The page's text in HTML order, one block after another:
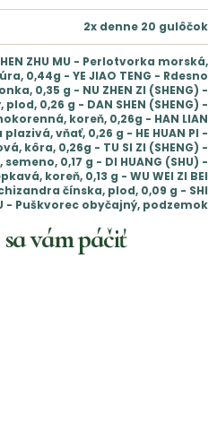
2x denne 20 gulôčok
ZHU MU - Perlotvorka morská,
0,44g - YE JIAO TENG - Rdesno
0,35 g - NU ZHEN ZI (SHENG) -
0,26 g - DAN SHEN (SHENG) -
koreň, 0,26g - HAN LIAN
vňať, 0,26 g - HE HUAN PI -
kôra, 0,26g - TU SI ZI (SHENG) -
0,17 g - DI HUANG (SHU) -
koreň, 0,13 g - WU WEI ZI BEI
čínska, plod, 0,09 g - SHI
- Puškvorec obyčajný, podzemok
vám páčiť